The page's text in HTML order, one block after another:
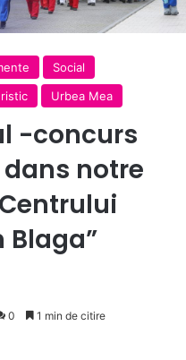
Social
Urbea Mea
-concurs
notre
Blaga”
0 1 min de citire